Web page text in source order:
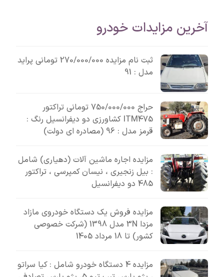
آخرین مزایدات خودرو
ثبت نام مزایده 270/000/000 تومانی پراید
مدل : 91
حراج 750/000/000 تومانی تراکتور
ITM475 کشاورزی دو دیفرانسیل رنگ :
قرمز مدل : 96 (مصادره ای دولت)
مزایده اجاره ماشین آلات (دهیاری) شامل
: بیل زنجیری ، نیسان کمپرسی ، تراکتور
485 دو دیفرانسیل
مزایده فروش یک دستگاه خودروی مازاد
مزدا 3N مدل 1398 (شرکت خصوصی
کشور) تا 18 مرداد 1405
مزایده 4 دستگاه خودرو شامل : کیا سراتو